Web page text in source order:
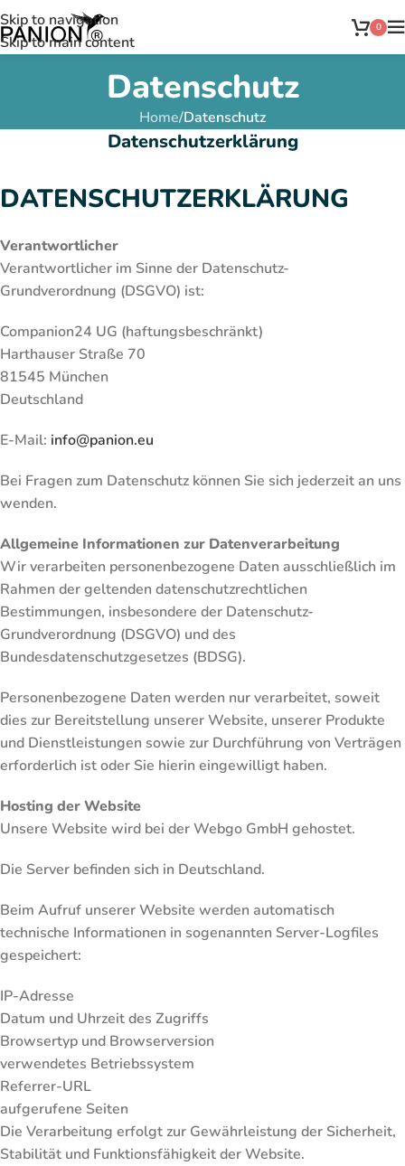
Skip to navigation
Skip to main content
0
Datenschutz
Home/Datenschutz
Datenschutzerklärung
DATENSCHUTZERKLÄRUNG
Verantwortlicher
Verantwortlicher im Sinne der Datenschutz-
Grundverordnung (DSGVO) ist:
Companion24 UG (haftungsbeschränkt)
Harthauser Straße 70
81545 München
Deutschland
E-Mail: info@panion.eu
Bei Fragen zum Datenschutz können Sie sich jederzeit an uns
wenden.
Allgemeine Informationen zur Datenverarbeitung
Wir verarbeiten personenbezogene Daten ausschließlich im
Rahmen der geltenden datenschutzrechtlichen
Bestimmungen, insbesondere der Datenschutz-
Grundverordnung (DSGVO) und des
Bundesdatenschutzgesetzes (BDSG).
Personenbezogene Daten werden nur verarbeitet, soweit
dies zur Bereitstellung unserer Website, unserer Produkte
und Dienstleistungen sowie zur Durchführung von Verträgen
erforderlich ist oder Sie hierin eingewilligt haben.
Hosting der Website
Unsere Website wird bei der Webgo GmbH gehostet.
Die Server befinden sich in Deutschland.
Beim Aufruf unserer Website werden automatisch
technische Informationen in sogenannten Server-Logfiles
gespeichert:
IP-Adresse
Datum und Uhrzeit des Zugriffs
Browsertyp und Browserversion
verwendetes Betriebssystem
Referrer-URL
aufgerufene Seiten
Die Verarbeitung erfolgt zur Gewährleistung der Sicherheit,
Stabilität und Funktionsfähigkeit der Website.